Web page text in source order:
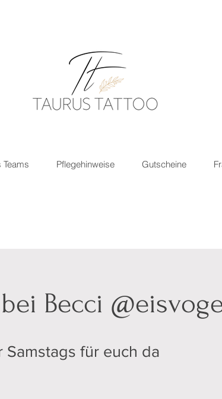
Teams Pflegehinweise Gutscheine
Becci
für euch da